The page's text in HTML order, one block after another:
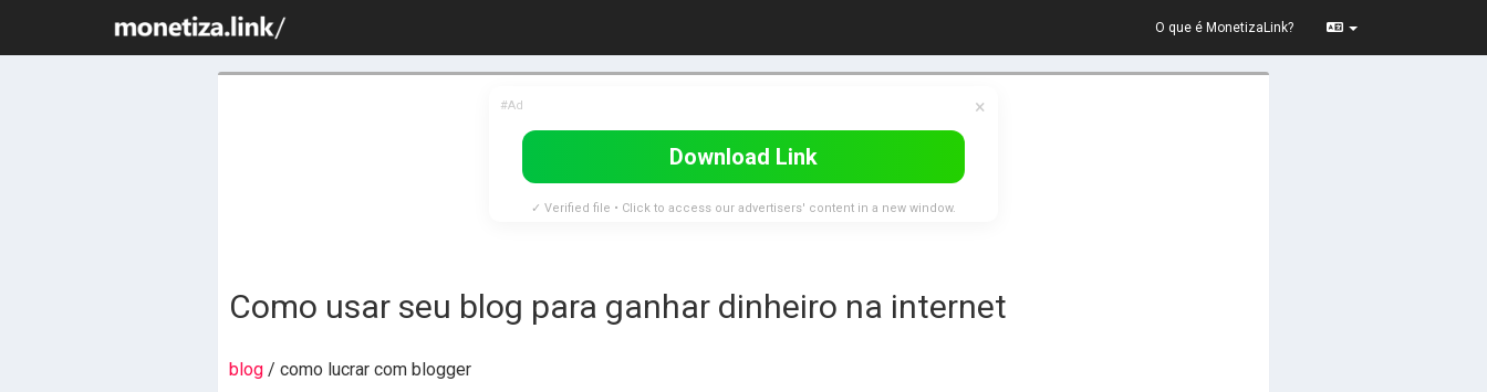
O que é MonetizaLink?
#Ad ×
Download Link
✓ Verified file • Click to access our advertisers' content in a new window.
Como usar seu blog para ganhar dinheiro na internet
blog / como lucrar com blogger